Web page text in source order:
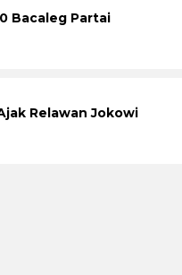
Bacaleg Partai
Relawan Jokowi